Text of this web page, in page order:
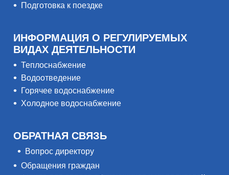
Подготовка к поездке
ИНФОРМАЦИЯ О РЕГУЛИРУЕМЫХ
ВИДАХ ДЕЯТЕЛЬНОСТИ
Теплоснабжение
Водоотведение
Горячее водоснабжение
Холодное водоснабжение
ОБРАТНАЯ СВЯЗЬ
Вопрос директору
Обращения граждан